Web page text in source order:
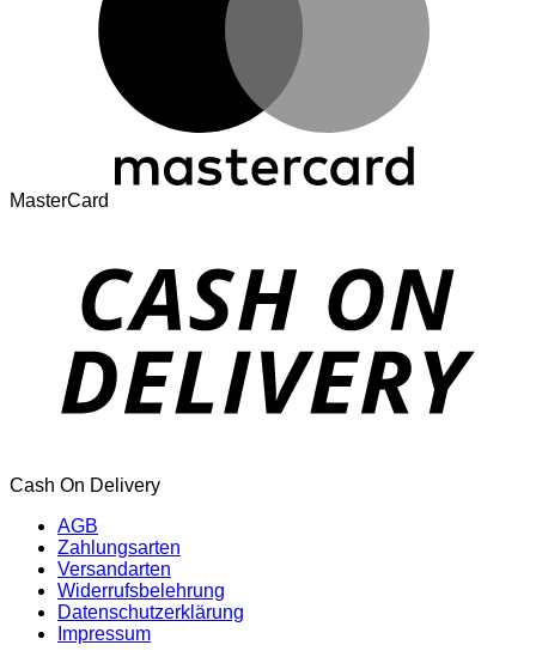
MasterCard
Cash On Delivery
AGB
Zahlungsarten
Versandarten
Widerrufsbelehrung
Datenschutzerklärung
Impressum